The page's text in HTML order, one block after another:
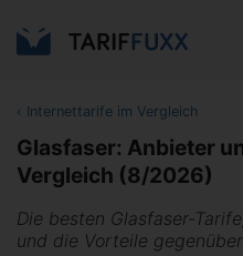
‹ Internettarife im Vergleich
Glasfaser: Anbieter
Vergleich (8/2026)
Die besten Glasfaser-
und die Vorteile gegenüber